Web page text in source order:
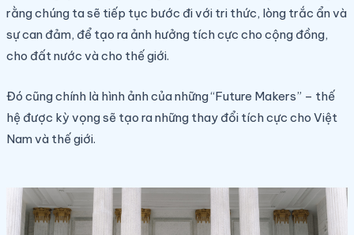
rằng chúng ta sẽ tiếp tục bước đi với tri thức, lòng trắc ẩn và
sự can đảm, để tạo ra ảnh hưởng tích cực cho cộng đồng,
cho đất nước và cho thế giới.
Đó cũng chính là hình ảnh của những “Future Makers” – thế
hệ được kỳ vọng sẽ tạo ra những thay đổi tích cực cho Việt
Nam và thế giới.